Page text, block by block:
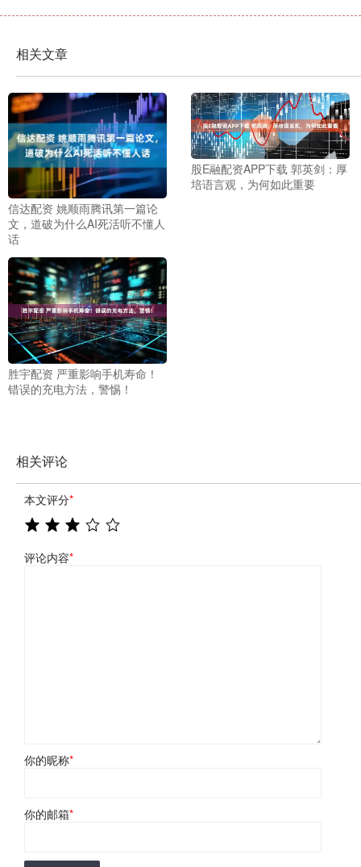
相关文章
信达配资 姚顺雨腾讯第一篇论
文，道破为什么AI死活听不懂人
话
股E融配资APP下载 郭英剑：厚
培语言观，为何如此重要
胜宇配资 严重影响手机寿命！
错误的充电方法，警惕！
相关评论
本文评分*
评论内容*
你的昵称*
你的邮箱*